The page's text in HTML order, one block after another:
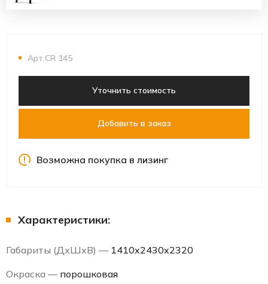
Арт.CR 145
Уточнить стоимость
Добавить в заказ
Возможна покупка в лизинг
Характеристики:
Габариты (ДхШхВ) — 1410x2430x2320
Окраска — порошковая